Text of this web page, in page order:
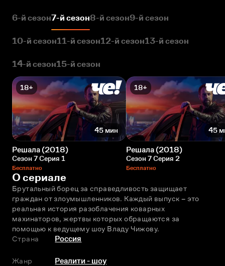
6-й сезон7-й сезон8-й сезон9-й сезон
10-й сезон11-й сезон12-й сезон13-й сезон
14-й сезон15-й сезон
18+
45 мин
Решала (2018)
Сезон 7 Серия 1
Бесплатно
18+
45
Решала (2018)
Сезон 7 Серия 2
Бесплатно
О сериале
Брутальный борец за справедливость защищает
граждан от злоумышленников. Каждый выпуск – это
реальная история разоблачения коварных
махинаторов, жертвы которых обращаются за
помощью к ведущему шоу Владу Чижову.
Страна
Россия
Жанр Реалити - шоу